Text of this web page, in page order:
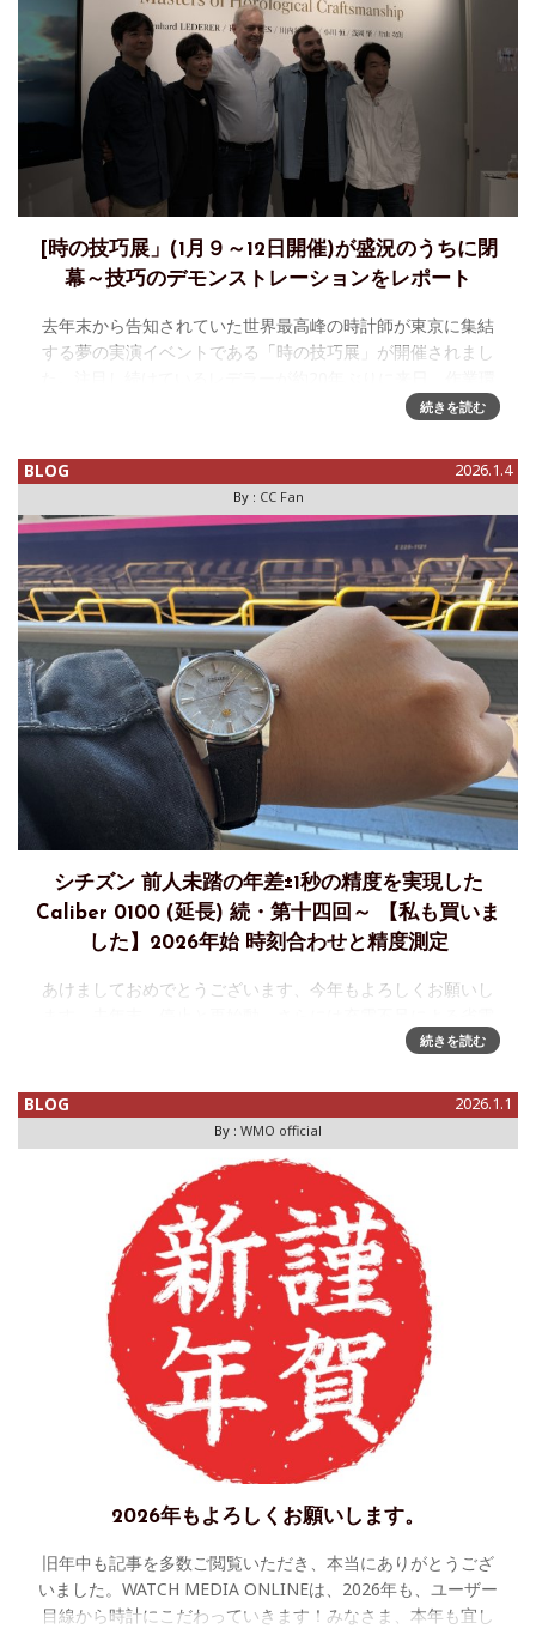
[時の技巧展」(1月９～12日開催)が盛況のうちに閉
幕～技巧のデモンストレーションをレポート
去年末から告知されていた世界最高峰の時計師が東京に集結
する夢の実演イベントである「時の技巧展」が開催されまし
境を持ち込んで技巧のデモンストレーションと見所満載、複
続きを読む
BLOG 2026.1.4
By : CC Fan
シチズン 前人未踏の年差±1秒の精度を実現した
Caliber 0100 (延長) 続・第十四回～ 【私も買いま
した】2026年始 時刻合わせと精度測定
あけましておめでとうございます、今年もよろしくお願いし
力モードにより精度測定は不可能、と判断したシチズン
ミングで心機一転、
続きを読む
BLOG 2026.1.1
By : WMO official
2026年もよろしくお願いします。
旧年中も記事を多数ご閲覧いただき、本当にありがとうござ
いました。WATCH MEDIA ONLINEは、2026年も、ユーザー
目線から時計にこだわっていきます！みなさま、本年も宜し